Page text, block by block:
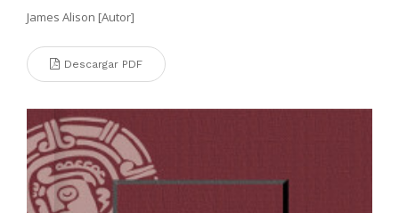
James Alison [Autor]
Descargar PDF